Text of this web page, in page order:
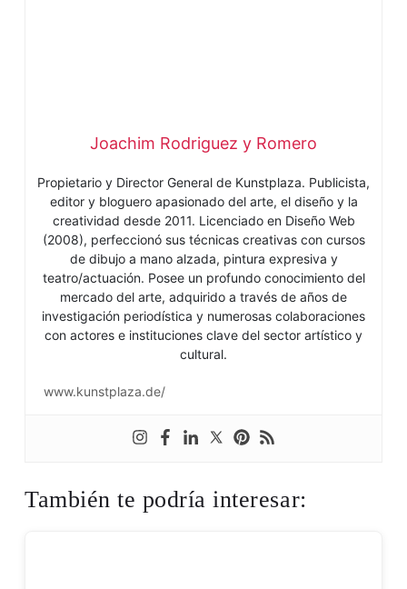
Joachim Rodriguez y Romero
Propietario y Director General de Kunstplaza. Publicista,
editor y bloguero apasionado del arte, el diseño y la
creatividad desde 2011. Licenciado en Diseño Web
(2008), perfeccionó sus técnicas creativas con cursos
de dibujo a mano alzada, pintura expresiva y
teatro/actuación. Posee un profundo conocimiento del
mercado del arte, adquirido a través de años de
investigación periodística y numerosas colaboraciones
con actores e instituciones clave del sector artístico y
cultural.
www.kunstplaza.de/
También te podría interesar: